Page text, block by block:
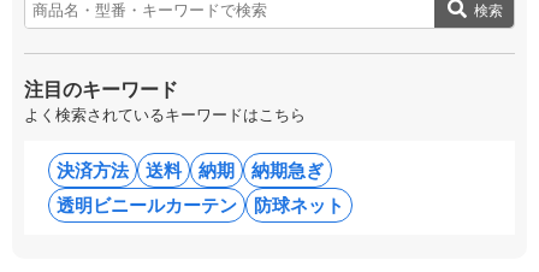
検索
注目のキーワード
よく検索されているキーワードはこちら
決済方法 送料 納期
納期急ぎ
透明ビニールカーテン
防球ネット